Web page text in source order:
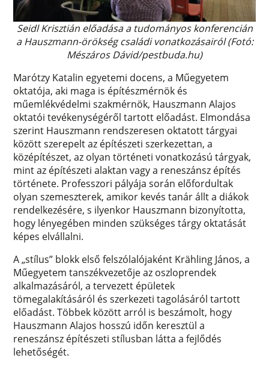
Seidl Krisztián előadása a tudományos konferencián
a Hauszmann-örökség családi vonatkozásairól (Fotó:
Mészáros Dávid/pestbuda.hu)
Marótzy Katalin egyetemi docens, a Műegyetem
oktatója, aki maga is építészmérnök és
műemlékvédelmi szakmérnök, Hauszmann Alajos
oktatói tevékenységéről tartott előadást. Elmondása
szerint Hauszmann rendszeresen oktatott tárgyai
között szerepelt az építészeti szerkezettan, a
középítészet, az olyan történeti vonatkozású tárgyak,
mint az építészeti alaktan vagy a reneszánsz építés
története. Professzori pályája során előfordultak
olyan szemeszterek, amikor kevés tanár állt a diákok
rendelkezésére, s ilyenkor Hauszmann bizonyította,
hogy lényegében minden szükséges tárgy oktatását
képes elvállalni.
A „stílus” blokk első felszólalójaként Krähling János, a
Műegyetem tanszékvezetője az oszloprendek
alkalmazásáról, a tervezett épületek
tömegalakításáról és szerkezeti tagolásáról tartott
előadást. Többek között arról is beszámolt, hogy
Hauszmann Alajos hosszú időn keresztül a
reneszánsz építészeti stílusban látta a fejlődés
lehetőségét.